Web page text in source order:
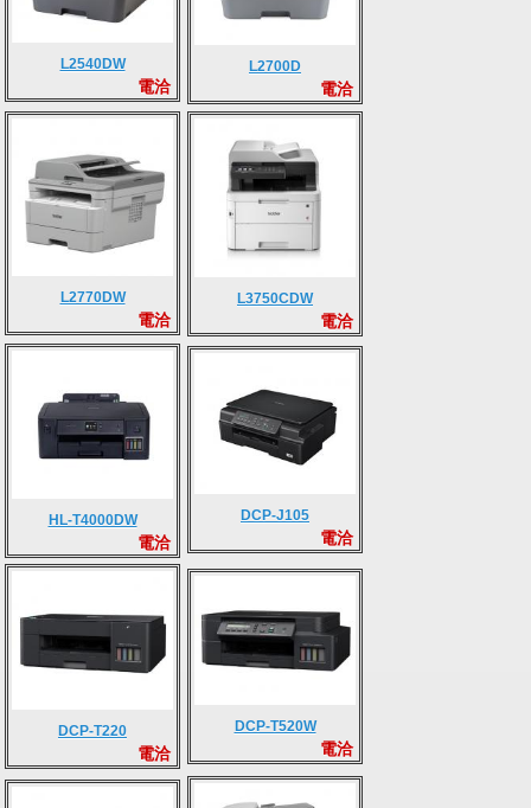
L2540DW
電洽
L2700D
電洽
L2770DW
電洽
L3750CDW
電洽
HL-T4000DW
電洽
DCP-J105
電洽
DCP-T220
電洽
DCP-T520W
電洽